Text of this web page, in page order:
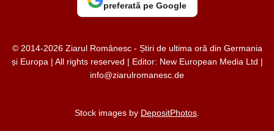
preferată pe Google
© 2014-2026 Ziarul Românesc - Știri de ultima oră din Germania
și Europa | All rights reserved | Editor: New European Media Ltd |
info@ziarulromanesc.de
Stock images by DepositPhotos